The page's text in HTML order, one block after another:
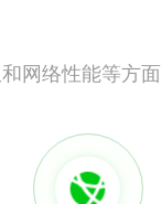
网络性能等方面